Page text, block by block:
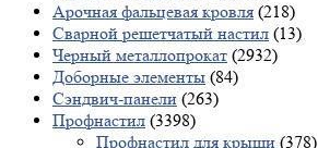
Арочная фальцевая кровля (218)
Сварной решетчатый настил (13)
Черный металлопрокат (2932)
Доборные элементы (84)
Сэндвич-панели (263)
Профнастил (3398)
Профнастил для крыши (378)